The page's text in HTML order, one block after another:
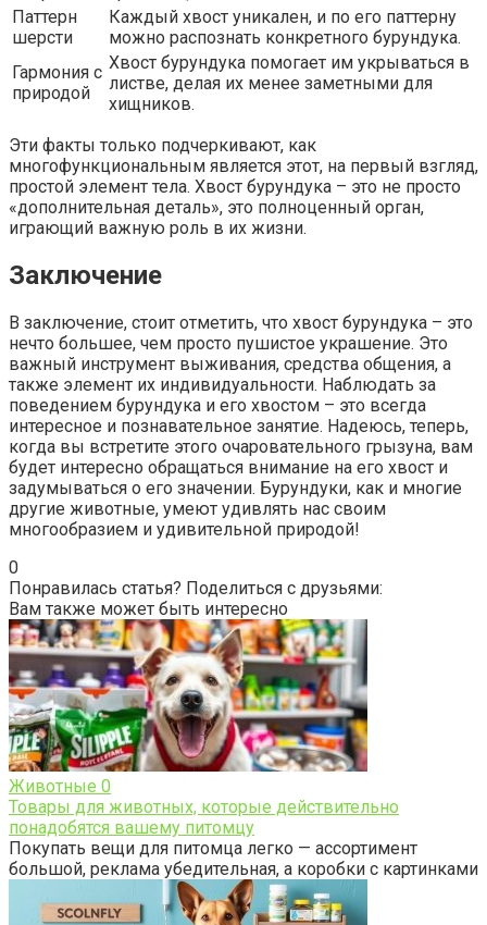
Паттерн
шерсти
Каждый хвост уникален, и по его паттерну
можно распознать конкретного бурундука.
Гармония с
природой
Хвост бурундука помогает им укрываться в
листве, делая их менее заметными для
хищников.
Эти факты только подчеркивают, как
многофункциональным является этот, на первый взгляд,
простой элемент тела. Хвост бурундука – это не просто
«дополнительная деталь», это полноценный орган,
играющий важную роль в их жизни.
Заключение
В заключение, стоит отметить, что хвост бурундука – это
нечто большее, чем просто пушистое украшение. Это
важный инструмент выживания, средства общения, а
также элемент их индивидуальности. Наблюдать за
поведением бурундука и его хвостом – это всегда
интересное и познавательное занятие. Надеюсь, теперь,
когда вы встретите этого очаровательного грызуна, вам
будет интересно обращаться внимание на его хвост и
задумываться о его значении. Бурундуки, как и многие
другие животные, умеют удивлять нас своим
многообразием и удивительной природой!
0
Понравилась статья? Поделиться с друзьями:
Вам также может быть интересно
Животные 0
Товары для животных, которые действительно
понадобятся вашему питомцу
Покупать вещи для питомца легко — ассортимент
большой, реклама убедительная, а коробки с картинками